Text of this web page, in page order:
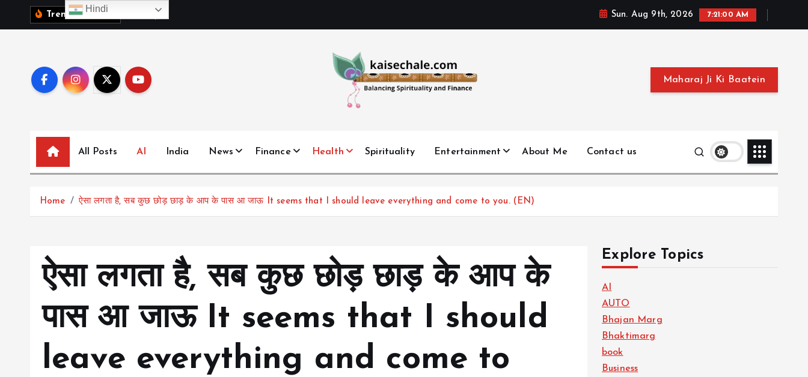
Trending News: ब Sun. Aug 9th, 2026 7:21:01 AM
Maharaj Ji Ki Baatein
All Posts AI India News Finance Health Spirituality Entertainment About Me Contact us
Home ऐसा लगता है, सब कुछ छोड़ छाड़ के आप के पास आ जाऊ It seems that I should leave everything and come to you. (EN)
ऐसा लगता है, सब कुछ छोड़ छाड़ के आप के
पास आ जाऊ It seems that I should
leave everything and come to
Explore Topics
AI
AUTO
Bhajan Marg
Bhaktimarg
book
Business
Hindi